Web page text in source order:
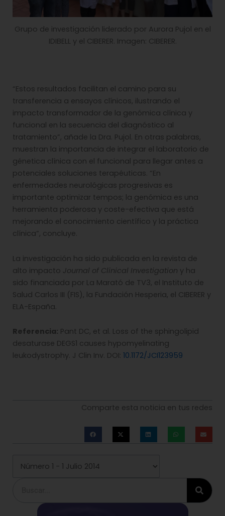
Grupo de investigación liderado por Aurora Pujol en el
IDIBELL y el CIBERER. Imagen: CIBERER.
“Estos resultados facilitan el camino para su
transferencia a ensayos clínicos, ilustrando el
impacto transformador de la genómica clínica y
funcional en la secuencia del diagnóstico al
tratamiento”, añade la Dra. Pujol. En otras palabras,
muestran la importancia de integrar el laboratorio de
génetica clínica con el funcional para llegar antes a
potenciales soluciones terapéuticas. “En
enfermedades neurológicas progresivas es
importante optimizar tempos; la genómica es una
herramienta poderosa y coste-efectiva que está
mejorando el conocimiento científico y la práctica
clínica”, concluye.
La investigación ha sido publicada en la revista de
alto impacto Journal of Clinical Investigation y ha
sido financiada por La Marató de TV3, el Instituto de
Salud Carlos III (FIS), la Fundación Hesperia, el CIBERER y
ELA-España.
Referencia: Pant DC, et al. Loss of the sphingolipid
desaturase DEGS1 causes hypomyelinating
leukodystrophy. J Clin Inv. DOI: 10.1172/JCI123959
Comparte esta noticia en tus redes